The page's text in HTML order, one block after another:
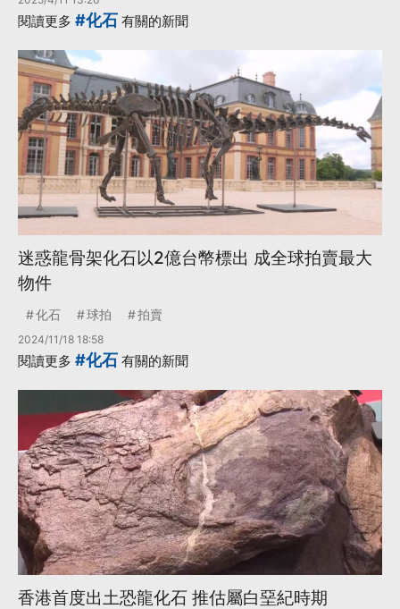
閱讀更多 #化石 有關的新聞
迷惑龍骨架化石以2億台幣標出 成全球拍賣最大
物件
化石 球拍 拍賣
2024/11/18 18:58
閱讀更多 #化石 有關的新聞
香港首度出土恐龍化石 推估屬白堊紀時期